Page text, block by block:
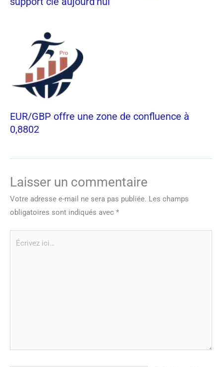
EUR/GBP offre une zone de confluence à
0,8802
Laisser un commentaire
Votre adresse e-mail ne sera pas publiée. Les champs
obligatoires sont indiqués avec *